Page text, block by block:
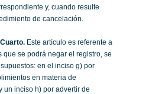
y, cuando resulte
de cancelación.
Este artículo es referente a
que se podrá negar el registro, se
en el inciso g) por
en materia de
un inciso h) por advertir de